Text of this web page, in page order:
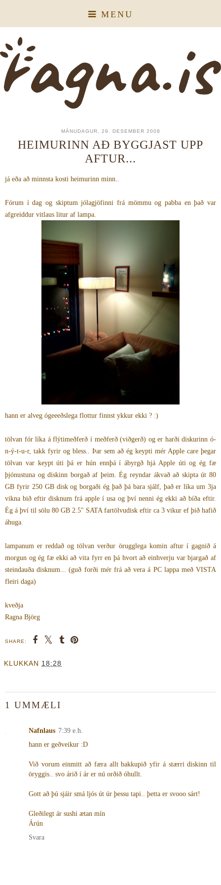
MENU
MÁNUDAGUR, 29. DESEMBER 2008
HEIMURINN AÐ BYGGJAST UPP
AFTUR...
já eða að minnsta kosti heimurinn minn..
Fórum í dag og skiptum jólagjöfinni frá mömmu og pabba en það var
afgreiddur vitlaus litur af lampa.
hann er alveg ógeeeðslega flottur finnst ykkur ekki ? :)
tölvan fór líka á flýtimeðferð í meðferð (viðgerð) og er harði diskurinn ó-
n-ý-t-u-r, takk fyrir og bless.. Þar sem að ég keypti mér Apple care þegar
tölvan var keypt úti þá er hún ennþá í ábyrgð hjá Apple úti og ég fæ
þjónustuna og diskinn borgað af þeim. Ég reyndar ákvað að skipta út 80
GB fyrir 250 GB disk og borgaði ég það þá bara sjálf, það er líka um 3ja
vikna bið eftir disknum frá apple í usa og því nenni ég ekki að bíða eftir.
Ég á því til sölu 80 GB 2.5" SATA fartölvudisk eftir ca 3 vikur ef þið hafið
áhuga.
lampanum er reddað og tölvan verður örugglega komin aftur í gagnið á
morgun og ég fæ ekki að vita fyrr en þá hvort að einhverju var bjargað af
steindauða disknum... (guð forði mér frá að vera á PC lappa með VISTA
fleiri daga)
kveðja
Ragna Björg
SHARE:
KLUKKAN 18:28
1 UMMÆLI
Nafnlaus 7:39 e.h.
hann er geðveikur :D
Við vorum einmitt að færa allt bakkupið yfir á stærri diskinn til
öryggis.. svo árið í ár er nú orðið óhullt.
Gott að þú sjáir smá ljós út úr þessu tapi.. þetta er svooo sárt!
Gleðilegt ár sushi ætan mín
Árún
Svara